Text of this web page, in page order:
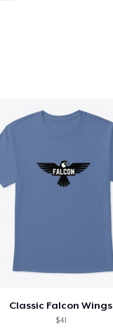
Classic Falcon Wings
$41